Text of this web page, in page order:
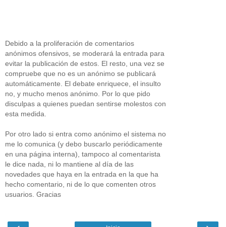
Debido a la proliferación de comentarios
anónimos ofensivos, se moderará la entrada para
evitar la publicación de estos. El resto, una vez se
compruebe que no es un anónimo se publicará
automáticamente. El debate enriquece, el insulto
no, y mucho menos anónimo. Por lo que pido
disculpas a quienes puedan sentirse molestos con
esta medida.
Por otro lado si entra como anónimo el sistema no
me lo comunica (y debo buscarlo periódicamente
en una página interna), tampoco al comentarista
le dice nada, ni lo mantiene al día de las
novedades que haya en la entrada en la que ha
hecho comentario, ni de lo que comenten otros
usuarios. Gracias